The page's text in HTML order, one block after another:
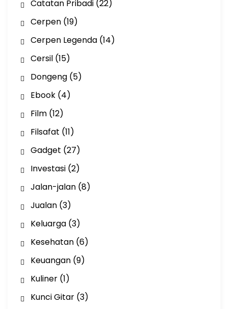
Catatan Pribadi(22)
Cerpen(19)
Cerpen Legenda(14)
Cersil(15)
Dongeng(5)
Ebook(4)
Film(12)
Filsafat (11)
Gadget (27)
Investasi(2)
Jalan-jalan(8)
Jualan(3)
Keluarga(3)
Kesehatan(6)
Keuangan(9)
Kuliner(1)
Kunci Gitar(3)